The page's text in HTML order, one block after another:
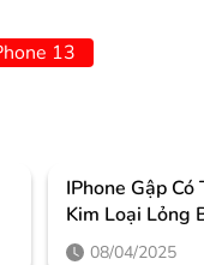
13
IPhone Gập
Kim Loại Lỏng
08/04/2025